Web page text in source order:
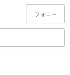
フォロー